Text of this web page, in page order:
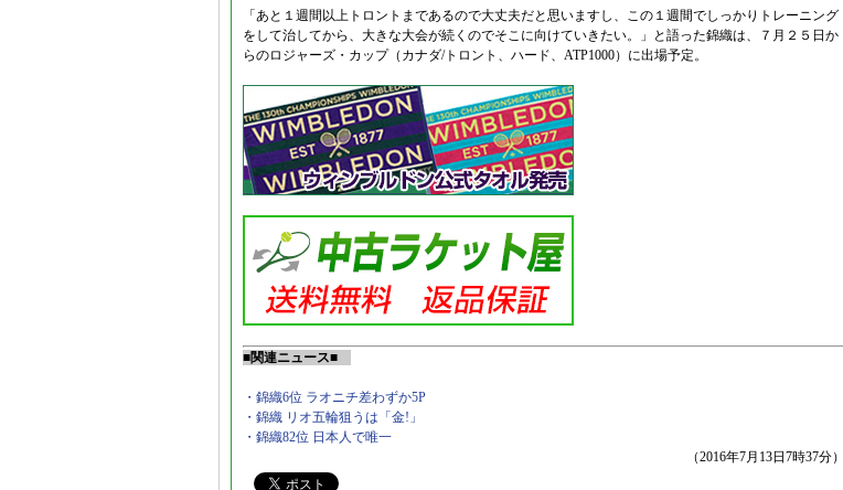
「あと１週間以上トロントまであるので大丈夫だと思いますし、この１週間でしっかりトレーニング
をして治してから、大きな大会が続くのでそこに向けていきたい。」と語った錦織は、７月２５日か
らのロジャーズ・カップ（カナダ/トロント、ハード、ATP1000）に出場予定。
■関連ニュース■
・錦織6位 ラオニチ差わずか5P
・錦織 リオ五輪狙うは「金!」
・錦織82位 日本人で唯一
（2016年7月13日7時37分）